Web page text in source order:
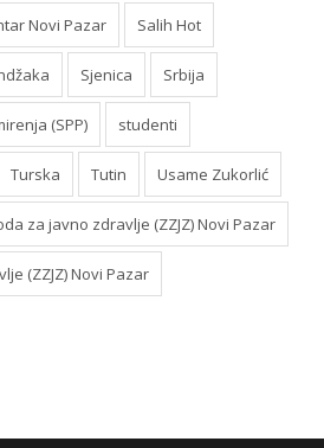
Novi Pazar Salih Hot
Sjenica Srbija
(SPP) studenti
Turska Tutin Usame Zukorlić
za javno zdravlje (ZZJZ) Novi Pazar
(ZZJZ) Novi Pazar